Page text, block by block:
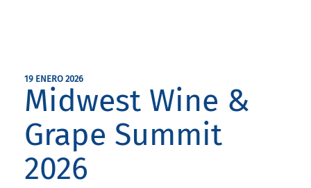
19 ENERO 2026
Midwest Wine &
Grape Summit
2026